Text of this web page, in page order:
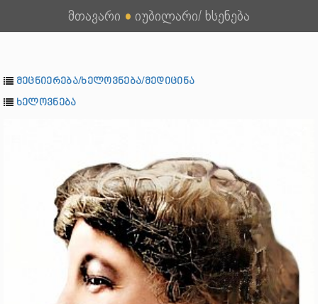
მთავარი ● იუბილარი/ ხსენება
მეცნიერება/ხელოვნება/მედიცინა
ხელოვნება